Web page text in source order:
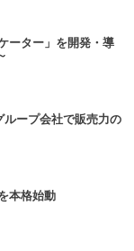
ーター」を開発・導
ループ会社で販売力の
本格始動